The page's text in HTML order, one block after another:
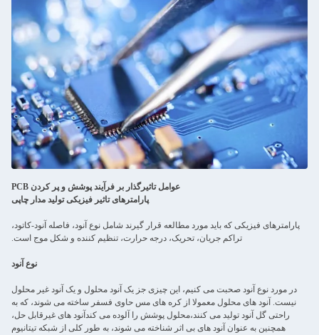
عوامل تاثیرگذار بر فرآیند پوشش و پر کردن PCB
پارامترهای تاثیر فیزیکی تولید مدار چاپی
پارامترهای فیزیکی که باید مورد مطالعه قرار گیرند شامل نوع آنود، فاصله آنود-کاتود،
تراکم جریان، تحریک، درجه حرارت، تنظیم کننده و شکل موج است.
نوع آنود
در مورد نوع آنود صحبت می کنیم، این چیزی جز یک آنود محلول و یک آنود غیر محلول
نیست. آنود های محلول معمولا از کره های مس حاوی فسفر ساخته می شوند، که به
راحتی گل آنود تولید می کنند،محلول پوشش را آلوده می کندآنود های غیرقابل حل،
همچنین به عنوان آنود های بی اثر شناخته می شوند، به طور کلی از شبکه تیتانیوم